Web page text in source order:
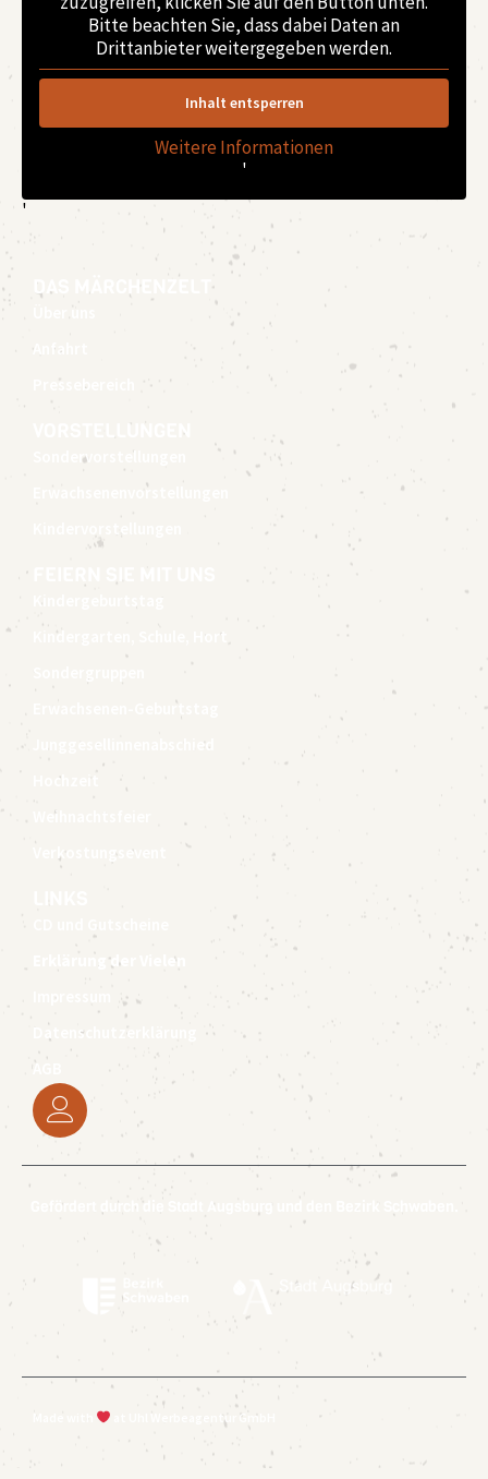
Bitte beachten Sie, dass dabei Daten an
Drittanbieter weitergegeben werden.
Inhalt entsperren
Weitere Informationen
'
'
DAS MÄRCHENZELT
Über uns
Anfahrt
Pressebereich
VORSTELLUNGEN
Sondervorstellungen
Erwachsenenvorstellungen
FEIERN SIE MIT UNS
Kindergeburtstag
Kindergarten, Schule, Hort
Erwachsenen-Geburtstag
Junggesellinnenabschied
Hochzeit
Weihnachtsfeier
Verkostungsevent
Erklärung der Vielen
Impressum
Datenschutzerklärung
AGB
Gefördert durch die Stadt Augsburg und den Bezirk Schwaben.
Made with at Uhl Werbeagentur GmbH